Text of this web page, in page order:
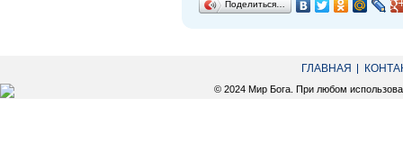
Поделиться…
ГЛАВНАЯ
© 2024 Мир Бога. При любом